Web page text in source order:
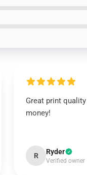
Great print
money!
R Ryder
Verified owner